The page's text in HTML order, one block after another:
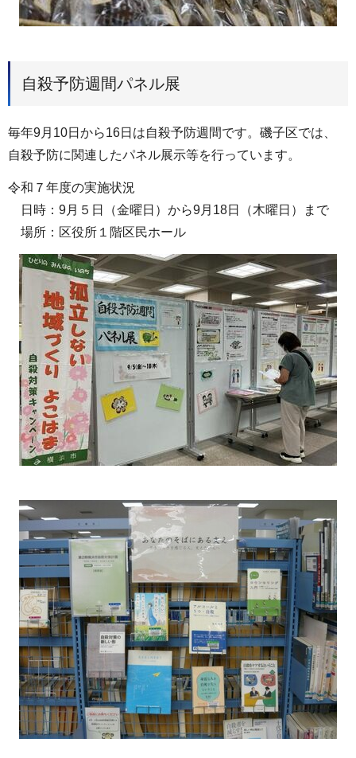
自殺予防週間パネル展
毎年9月10日から16日は自殺予防週間です。磯子区では、
自殺予防に関連したパネル展示等を行っています。
令和７年度の実施状況
日時：9月５日（金曜日）から9月18日（木曜日）まで
場所：区役所１階区民ホール